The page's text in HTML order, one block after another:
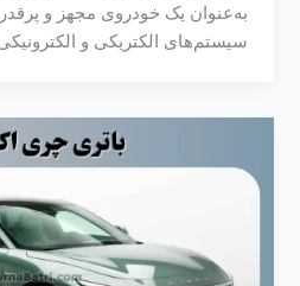
به‌عنوان یک خودروی مجهز و
سیستم‌های الکتریکی و